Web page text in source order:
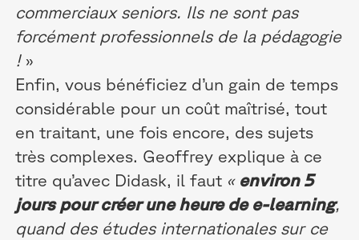
commerciaux seniors. Ils ne sont pas
forcément professionnels de la pédagogie
!»
Enfin, vous bénéficiez d’un gain de temps
considérable pour un coût maîtrisé, tout
en traitant, une fois encore, des sujets
très complexes. Geoffrey explique à ce
titre qu’avec Didask, il faut « environ 5
jours pour créer une heure de e-learning,
quand des études internationales sur ce